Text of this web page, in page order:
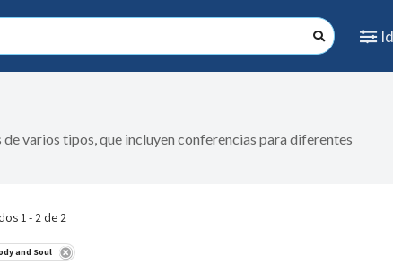
varios tipos, que incluyen conferencias para diferentes
1 - 2 de 2
and Soul